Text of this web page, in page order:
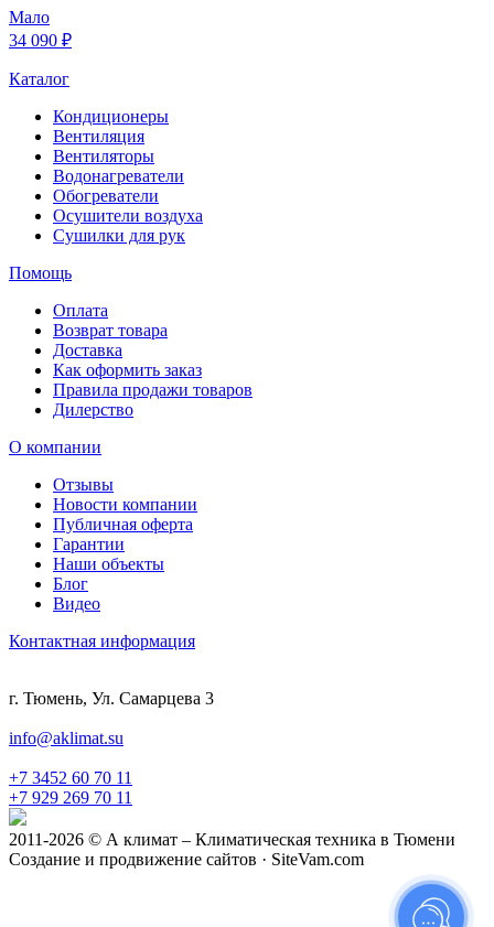
Мало
34 090 ₽
Каталог
Кондиционеры
Вентиляция
Вентиляторы
Водонагреватели
Обогреватели
Осушители воздуха
Сушилки для рук
Помощь
Оплата
Возврат товара
Доставка
Как оформить заказ
Правила продажи товаров
Дилерство
О компании
Отзывы
Новости компании
Публичная оферта
Гарантии
Наши объекты
Блог
Видео
Контактная информация
г. Тюмень, Ул. Самарцева 3
info@aklimat.su
+7 3452 60 70 11
+7 929 269 70 11
2011-2026 © А климат – Климатическая техника в Тюмени
Создание и продвижение сайтов · SiteVam.com